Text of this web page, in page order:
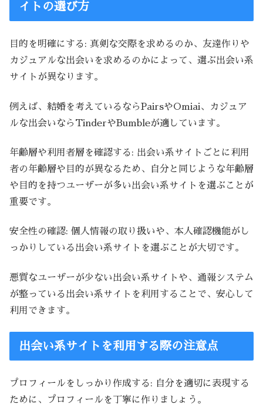
イトの選び方
目的を明確にする: 真剣な交際を求めるのか、友達作りや
カジュアルな出会いを求めるのかによって、選ぶ出会い系
サイトが異なります。
例えば、結婚を考えているならPairsやOmiai、カジュア
ルな出会いならTinderやBumbleが適しています。
年齢層や利用者層を確認する: 出会い系サイトごとに利用
者の年齢層や目的が異なるため、自分と同じような年齢層
や目的を持つユーザーが多い出会い系サイトを選ぶことが
重要です。
安全性の確認: 個人情報の取り扱いや、本人確認機能がし
っかりしている出会い系サイトを選ぶことが大切です。
悪質なユーザーが少ない出会い系サイトや、通報システム
が整っている出会い系サイトを利用することで、安心して
利用できます。
出会い系サイトを利用する際の注意点
プロフィールをしっかり作成する: 自分を適切に表現する
ために、プロフィールを丁寧に作りましょう。